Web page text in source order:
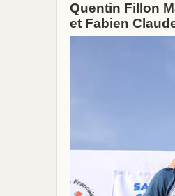
Quentin Fillon
et Fabien